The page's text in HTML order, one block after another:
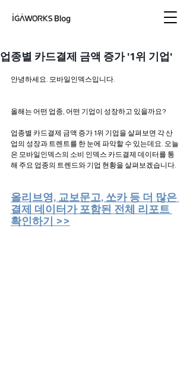
업종별 카드결제 금액 증가 '1위 기업'
안녕하세요. 모바일인덱스입니다.
올해는 어떤 업종, 어떤 기업이 성장하고 있을까요?
업종별 카드결제 금액 증가 1위 기업을 살펴보면 각 산
업의 성장과 트렌트를 한 눈에 파악할 수 있는데요. 오늘
은 모바일인덱스의 소비 인덱스 카드결제 데이터를 통
해 주요 업종의 트렌드와 기업 현황을 살펴보겠습니다.
올리브영, 교보문고, 쏘카 등 더 많은
결제 데이터가 포함된 전체 리포트
확인하기 >>